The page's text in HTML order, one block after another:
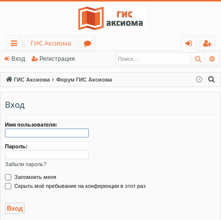
с
ы
лк
и
ГИС Аксиома
ру
м
д
ег
ис
тр
Вход Регистрация
ГИС Аксиома Форум ГИС Аксиома
Вход
Имя пользователя:
Пароль:
Забыли пароль?
Запомнить меня
Скрыть моё пребывание на конференции в этот раз